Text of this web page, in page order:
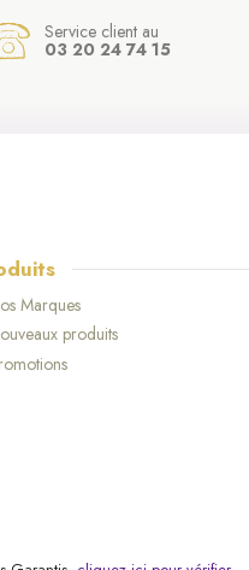
Service client au
03 20 24 74 15
Marques
produits